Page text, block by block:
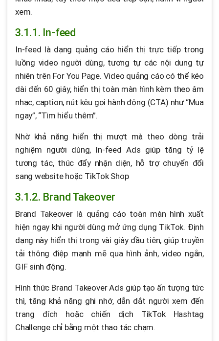
xem.
3.1.1. In-feed
In-feed là dạng quảng cáo hiển thị trực tiếp trong
luồng video người dùng, tương tự các nội dung tự
nhiên trên For You Page. Video quảng cáo có thể kéo
dài đến 60 giây, hiển thị toàn màn hình kèm theo âm
nhạc, caption, nút kêu gọi hành động (CTA) như “Mua
ngay”, “Tìm hiểu thêm”.
Nhờ khả năng hiển thị mượt mà theo dòng trải
nghiệm người dùng, In-feed Ads giúp tăng tỷ lệ
tương tác, thúc đẩy nhận diện, hỗ trợ chuyển đổi
sang website hoặc TikTok Shop
3.1.2. Brand Takeover
Brand Takeover là quảng cáo toàn màn hình xuất
hiện ngay khi người dùng mở ứng dụng TikTok. Định
dạng này hiển thị trong vài giây đầu tiên, giúp truyền
tải thông điệp mạnh mẽ qua hình ảnh, video ngắn,
GIF sinh động.
Hình thức Brand Takeover Ads giúp tạo ấn tượng tức
thì, tăng khả năng ghi nhớ, dẫn dắt người xem đến
trang đích hoặc chiến dịch TikTok Hashtag
Challenge chỉ bằng một thao tác chạm.